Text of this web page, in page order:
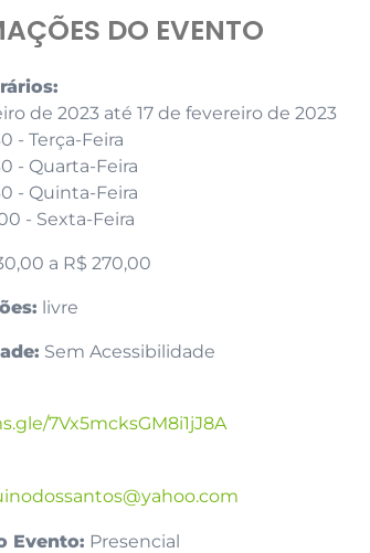
DO EVENTO
de 2023 até 17 de fevereiro de 2023
- Terça-Feira
- Quarta-Feira
- Quinta-Feira
- Sexta-Feira
a R$ 270,00
livre
Sem Acessibilidade
7Vx5mcksGM8i1jJ8A
Evento: Presencial